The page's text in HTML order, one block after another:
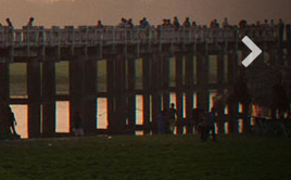
Suivant